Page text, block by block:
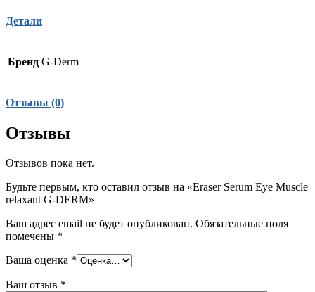
Детали
Бренд G-Derm
Отзывы (0)
Отзывы
Отзывов пока нет.
Будьте первым, кто оставил отзыв на «Eraser Serum Eye Muscle
relaxant G-DERM»
Ваш адрес email не будет опубликован. Обязательные поля
помечены *
Ваша оценка *
Ваш отзыв *